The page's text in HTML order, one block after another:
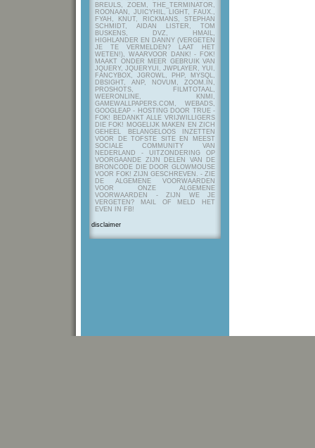
BREULS, ZOEM, THE_TERMINATOR,
ROONAAN, JUICYHIL, LIGHT, FAUX.,
FYAH, KNUT, RICKMANS, STEPHAN
SCHMIDT, AIDAN LISTER, TOM
BUSKENS, DVZ, HMAIL,
HIGHLANDER EN DANNY (VERGETEN
JE TE VERMELDEN? LAAT HET
WETEN!), WAARVOOR DANK! - FOK!
MAAKT ONDER MEER GEBRUIK VAN
JQUERY, JQUERYUI, JWPLAYER, YUI,
FANCYBOX, JGROWL, PHP, MYSQL,
DBSIGHT, ANP, NOVUM, ZOOM.IN,
PROSHOTS, FILMTOTAAL,
WEERONLINE, KNMI,
GAMEWALLPAPERS.COM, WEBADS,
GOOGLEAP - HOSTING DOOR TRUE -
FOK! BEDANKT ALLE VRIJWILLIGERS
DIE FOK! MOGELIJK MAKEN EN ZICH
GEHEEL BELANGELOOS INZETTEN
VOOR DE TOFSTE SITE EN MEEST
SOCIALE COMMUNITY VAN
NEDERLAND - UITZONDERING OP
VOORGAANDE ZIJN DELEN VAN DE
BRONCODE DIE DOOR GLOWMOUSE
VOOR FOK! ZIJN GESCHREVEN. - ZIE
DE ALGEMENE VOORWAARDEN
VOOR ONZE ALGEMENE
VOORWAARDEN - ZIJN WE JE
VERGETEN? MAIL OF MELD HET
EVEN IN FB!
disclaimer